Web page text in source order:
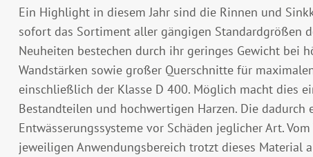
Ein Highlight in diesem Jahr sind die Rinnen und
sofort das Sortiment aller gängigen Standardgrößen
Neuheiten bestechen durch ihr geringes Gewicht bei
Wandstärken sowie großer Querschnitte für
einschließlich der Klasse D 400. Möglich macht dies
Bestandteilen und hochwertigen Harzen. Die
Entwässerungssysteme vor Schäden jeglicher Art.
jeweiligen Anwendungsbereich trotzt dieses Material